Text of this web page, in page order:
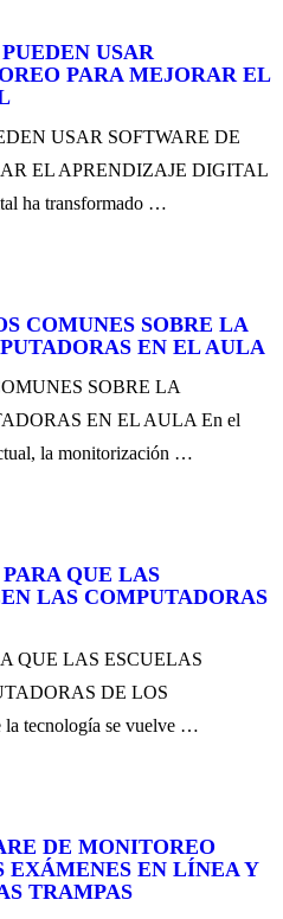
USAR
PARA MEJORAR EL
USAR SOFTWARE DE
EL APRENDIZAJE DIGITAL
ha transformado …
COMUNES SOBRE LA
EN EL AULA
SOBRE LA
EN EL AULA En el
la monitorización …
QUE LAS
LAS COMPUTADORAS
QUE LAS ESCUELAS
DE LOS
tecnología se vuelve …
DE MONITOREO
EN LÍNEA Y
TRAMPAS